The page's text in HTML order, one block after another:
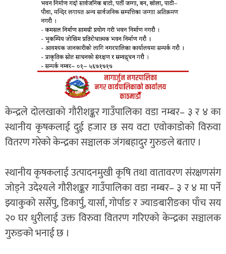
केन्द्रले दोलखाको गौरीशङ्कर गाउँपालिका वडा नम्बर– ३ र ४ का
स्थानीय कृषकलाई दुई हजार छ सय वटा एवोकाडोको विरुवा
वितरण गरेको केन्द्रका सञ्चालक जंगबहादुर गुरुङले बताए ।
स्थानीय कृषकलाई उत्पादनमुखी कृषि तथा वातावरण संरक्षणसंग
जोड्ने उदेश्यले गौरीशङ्कर गाउँपालिका वडा नम्बर– ३ र ४ मा पर्ने
झ्याकुको सर्सेपु, डिकार्पु, यार्सा, गोर्पाङ र ज्याङबारीङका पाँच सय
२० घर धुरीलाई उक्त विरुवा वितरण गरिएको केन्द्रका सञ्चालक
गुरुङको भनाई छ ।